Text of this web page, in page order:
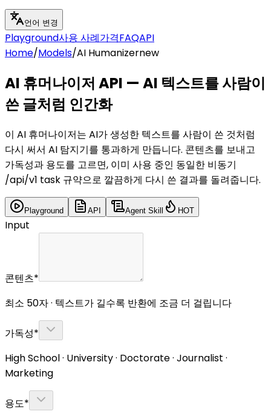
언어 변경
Playground사용 사례가격FAQAPI
Home/Models/AI Humanizernew
AI 휴머나이저 API — AI 텍스트를 사람이
쓴 글처럼 인간화
이 AI 휴머나이저는 AI가 생성한 텍스트를 사람이 쓴 것처럼
다시 써서 AI 탐지기를 통과하게 만듭니다. 콘텐츠를 보내고
가독성과 용도를 고르면, 이미 사용 중인 동일한 비동기
/api/v1 task 규약으로 깔끔하게 다시 쓴 결과를 돌려줍니다.
Playground API Agent Skill HOT
Input
콘텐츠*
최소 50자 · 텍스트가 길수록 반환에 조금 더 걸립니다
가독성*
High School · University · Doctorate · Journalist ·
Marketing
용도*